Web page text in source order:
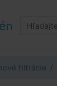
filtrácie